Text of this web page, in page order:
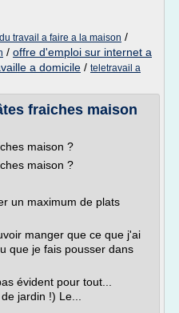
travail a faire a la maison /
/ offre d'emploi sur internet a
a domicile / teletravail a
fraiches maison
maison ?
maison ?
un maximum de plats
manger que ce que j'ai
que je fais pousser dans
évident pour tout...
jardin !) Le...